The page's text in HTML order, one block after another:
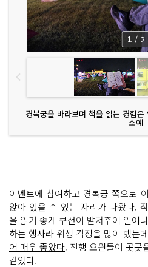
경복궁을 바라보며 책을 읽는 경험
소예
1 / 2
이벤트에 참여하고 경복궁 쪽으로
앉아 있을 수 있는 자리가 나왔다.
을 읽기 좋게 쿠션이 받쳐주어 일어
하는 행사라 위생 걱정을 많이 했는
어 매우 좋았다. 진행 요원들이 곳곳
같았다.